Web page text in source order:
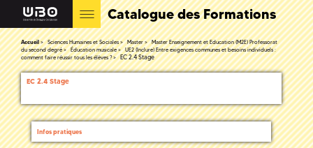
Catalogue des Formations
Accueil Sciences Humaines et Sociales Master
Master Enseignement et Education (M2E) Professorat
du second degré
Éducation musicale
UE2 (Inclure) Entre exigences communes et besoins individuels :
comment faire réussir tous les élèves ?
EC 2.4 Stage
EC 2.4 Stage
Infos pratiques